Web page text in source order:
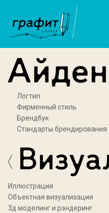
Логтип
Фирменный стиль
Брендбук
Стандарты брендирования
Иллюстрация
Объектная визуализация
3д моделинг и рэндеринг